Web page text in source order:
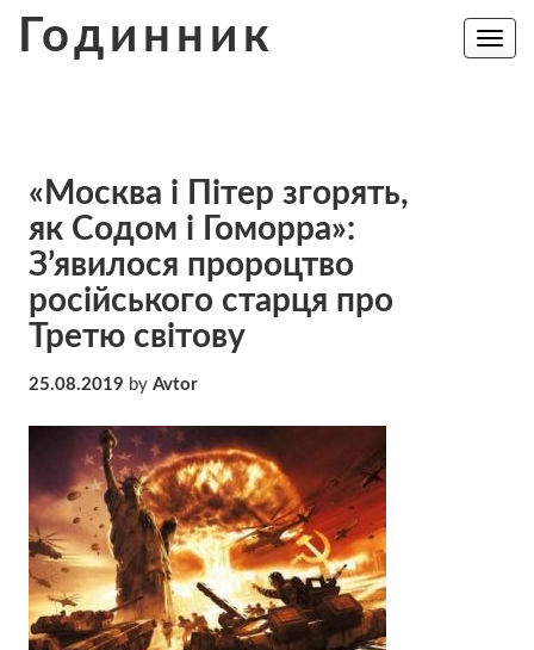
Годинник
Toggle
«Москва і Пітер згорять,
як Содом і Гоморра»:
З’явилося пророцтво
російського старця про
Третю світову
25.08.2019 by Avtor